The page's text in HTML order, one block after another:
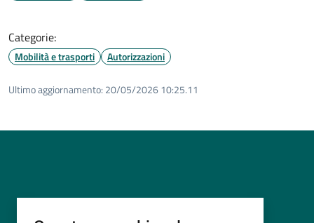
Categorie:
Mobilità e trasporti Autorizzazioni
Ultimo aggiornamento: 20/05/2026 10:25.11